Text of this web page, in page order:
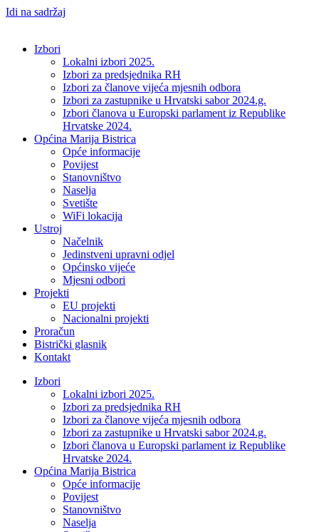
Idi na sadržaj
Izbori
Lokalni izbori 2025.
Izbori za predsjednika RH
Izbori za članove vijeća mjesnih odbora
Izbori za zastupnike u Hrvatski sabor 2024.g.
Izbori članova u Europski parlament iz Republike
Hrvatske 2024.
Općina Marija Bistrica
Opće informacije
Povijest
Stanovništvo
Naselja
Svetište
WiFi lokacija
Ustroj
Načelnik
Jedinstveni upravni odjel
Općinsko vijeće
Mjesni odbori
Projekti
EU projekti
Nacionalni projekti
Proračun
Bistrički glasnik
Kontakt
Izbori
Lokalni izbori 2025.
Izbori za predsjednika RH
Izbori za članove vijeća mjesnih odbora
Izbori za zastupnike u Hrvatski sabor 2024.g.
Izbori članova u Europski parlament iz Republike
Hrvatske 2024.
Općina Marija Bistrica
Opće informacije
Povijest
Stanovništvo
Naselja